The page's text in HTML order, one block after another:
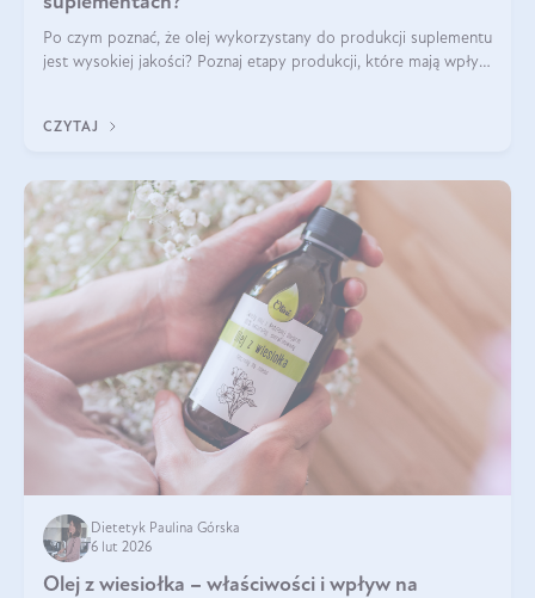
Po czym poznać, że olej wykorzystany do produkcji suplementu
jest wysokiej jakości? Poznaj etapy produkcji, które mają wpływ
CZYTAJ
Dietetyk Paulina Górska
6 lut 2026
Olej z wiesiołka – właściwości i wpływ na